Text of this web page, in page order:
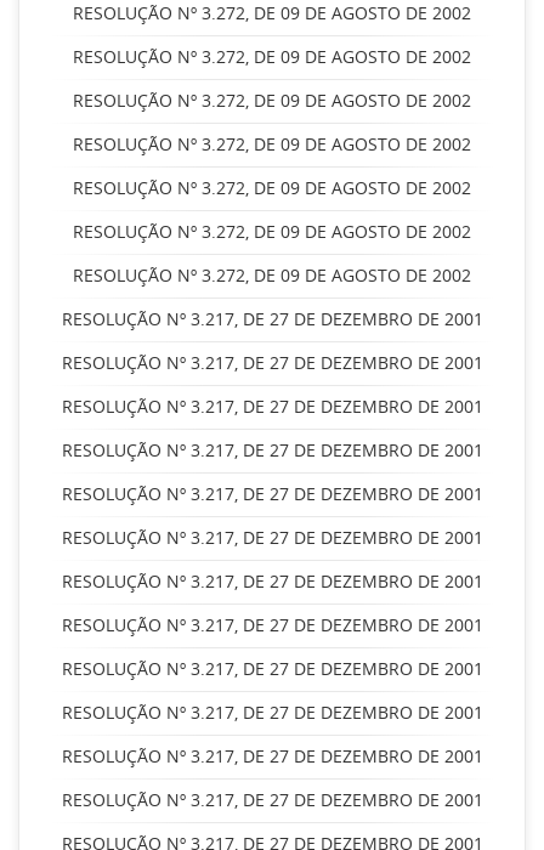
RESOLUÇÃO Nº 3.272, DE 09 DE AGOSTO DE 2002
RESOLUÇÃO Nº 3.272, DE 09 DE AGOSTO DE 2002
RESOLUÇÃO Nº 3.272, DE 09 DE AGOSTO DE 2002
RESOLUÇÃO Nº 3.272, DE 09 DE AGOSTO DE 2002
RESOLUÇÃO Nº 3.272, DE 09 DE AGOSTO DE 2002
RESOLUÇÃO Nº 3.272, DE 09 DE AGOSTO DE 2002
RESOLUÇÃO Nº 3.272, DE 09 DE AGOSTO DE 2002
RESOLUÇÃO Nº 3.217, DE 27 DE DEZEMBRO DE 2001
RESOLUÇÃO Nº 3.217, DE 27 DE DEZEMBRO DE 2001
RESOLUÇÃO Nº 3.217, DE 27 DE DEZEMBRO DE 2001
RESOLUÇÃO Nº 3.217, DE 27 DE DEZEMBRO DE 2001
RESOLUÇÃO Nº 3.217, DE 27 DE DEZEMBRO DE 2001
RESOLUÇÃO Nº 3.217, DE 27 DE DEZEMBRO DE 2001
RESOLUÇÃO Nº 3.217, DE 27 DE DEZEMBRO DE 2001
RESOLUÇÃO Nº 3.217, DE 27 DE DEZEMBRO DE 2001
RESOLUÇÃO Nº 3.217, DE 27 DE DEZEMBRO DE 2001
RESOLUÇÃO Nº 3.217, DE 27 DE DEZEMBRO DE 2001
RESOLUÇÃO Nº 3.217, DE 27 DE DEZEMBRO DE 2001
RESOLUÇÃO Nº 3.217, DE 27 DE DEZEMBRO DE 2001
RESOLUÇÃO Nº 3.217, DE 27 DE DEZEMBRO DE 2001